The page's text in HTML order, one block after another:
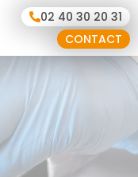
02 40 30 20 31
CONTACT